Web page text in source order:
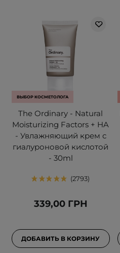
ВЫБОР КОСМЕТОЛОГА
The Ordinary - Natural
Moisturizing Factors + HA
- Увлажняющий крем с
гиалуроновой кислотой
- 30ml
2793
339,00 ГРН
ДОБАВИТЬ В КОРЗИНУ